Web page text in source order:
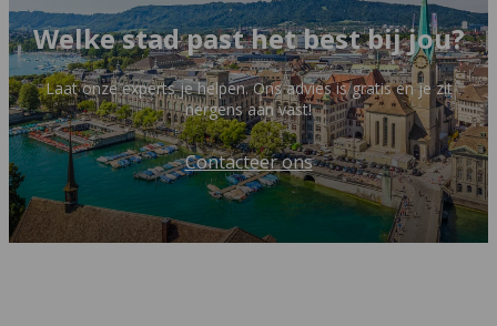
Welke stad past het best bij jou?
Laat onze experts je helpen. Ons advies is gratis en je zit
nergens aan vast!
Contacteer ons